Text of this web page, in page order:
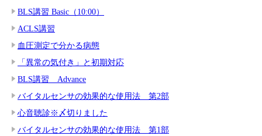
BLS講習 Basic（10:00）
ACLS講習
血圧測定で分かる病態
「異常の気付き」と初期対応
BLS講習 Advance
バイタルセンサの効果的な使用法 第2部
心音聴診※〆切りました
バイタルセンサの効果的な使用法 第1部